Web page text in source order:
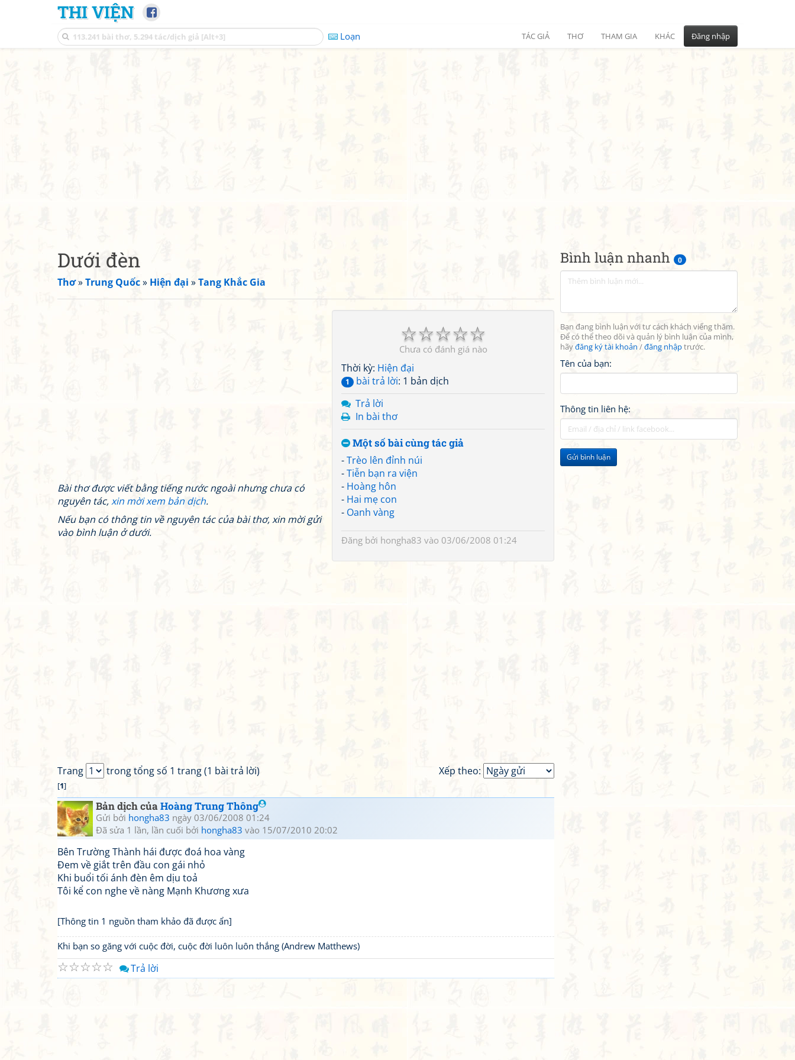
THI VIỆN
Loạn TÁC GIẢ THƠ THAM GIA KHÁC Đăng nhập
Bình luận nhanh 0
Bạn đang bình luận với tư cách khách viếng thăm.
Để có thể theo dõi và quản lý bình luận của mình,
hãyđăng ký tài khoản /đăng nhậptrước.
Tên của bạn:
Thông tin liên hệ:
Gửi bình luận
Dưới đèn
Thơ»Trung Quốc» Hiện đại »Tang Khắc Gia
☆
☆
☆
☆
☆
Chưa có đánh giá nào
Thời kỳ: Hiện đại
1 bài trả lời: 1 bản dịch
Trả lời
In bài thơ
Một số bài cùng tác giả
-Trèo lên đỉnh núi
-Tiễn bạn ra viện
- Hoàng hôn
- Hai mẹ con
- Oanh vàng
Đăng bởi hongha83 vào 03/06/2008 01:24
Bài thơ được viết bằng tiếng nước ngoài nhưng chưa có
nguyên tác,xin mời xem bản dịch.
Nếu bạn có thông tin về nguyên tác của bài thơ, xin mời gửi
vào bình luận ở dưới.
Xếp theo:
Trang trong tổng số 1 trang (1 bài trả lời)
[1]
Bản dịch củaHoàng Trung Thông
Gửi bởi hongha83 ngày 03/06/2008 01:24
Đã sửa 1 lần, lần cuối bởi hongha83 vào 15/07/2010 20:02
Bên Trường Thành hái được đoá hoa vàng
Đem về giắt trên đầu con gái nhỏ
Khi buổi tối ánh đèn êm dịu toả
Tôi kể con nghe về nàng Mạnh Khương xưa
[Thông tin 1 nguồn tham khảo đã được ẩn]
Khi bạn so găng với cuộc đời, cuộc đời luôn luôn thắng (Andrew Matthews)
☆
☆
☆
☆
☆ Trả lời